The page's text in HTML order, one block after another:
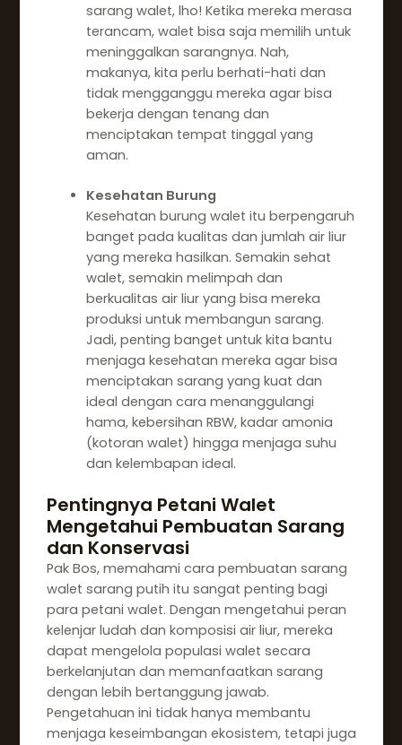
sarang walet, lho! Ketika mereka merasa
terancam, walet bisa saja memilih untuk
meninggalkan sarangnya. Nah,
makanya, kita perlu berhati-hati dan
tidak mengganggu mereka agar bisa
bekerja dengan tenang dan
menciptakan tempat tinggal yang
aman.
Kesehatan Burung
Kesehatan burung walet itu berpengaruh
banget pada kualitas dan jumlah air liur
yang mereka hasilkan. Semakin sehat
walet, semakin melimpah dan
berkualitas air liur yang bisa mereka
produksi untuk membangun sarang.
Jadi, penting banget untuk kita bantu
menjaga kesehatan mereka agar bisa
menciptakan sarang yang kuat dan
ideal dengan cara menanggulangi
hama, kebersihan RBW, kadar amonia
(kotoran walet) hingga menjaga suhu
dan kelembapan ideal.
Pentingnya Petani Walet
Mengetahui Pembuatan Sarang
dan Konservasi
Pak Bos, memahami cara pembuatan sarang
walet sarang putih itu sangat penting bagi
para petani walet. Dengan mengetahui peran
kelenjar ludah dan komposisi air liur, mereka
dapat mengelola populasi walet secara
berkelanjutan dan memanfaatkan sarang
dengan lebih bertanggung jawab.
Pengetahuan ini tidak hanya membantu
menjaga keseimbangan ekosistem, tetapi juga